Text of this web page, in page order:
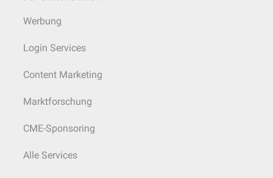
Werbung
Login Services
Content Marketing
Marktforschung
CME-Sponsoring
Alle Services